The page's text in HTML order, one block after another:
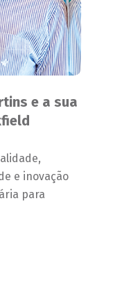
e a sua
e inovação
para